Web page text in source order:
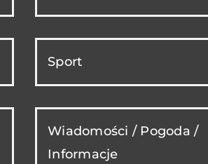
Sport
Wiadomości / Pogoda /
Informacje